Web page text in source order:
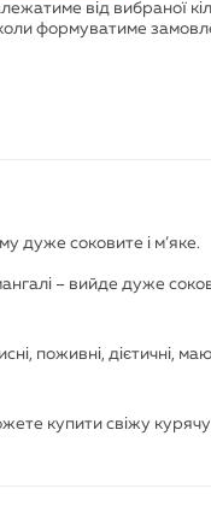
дуже соковите і м’яке.
– вийде дуже
поживні, дієтичні,
купити свіжу